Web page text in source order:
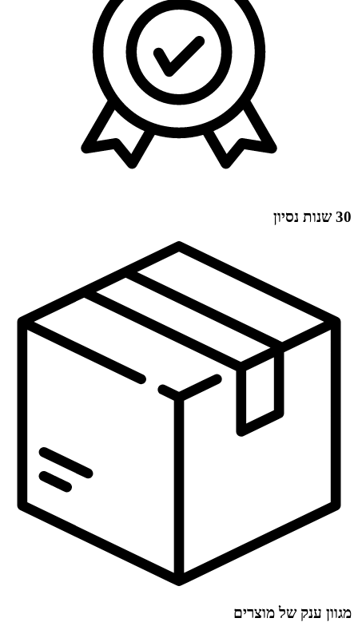
30 שנות נסיון
מגוון ענק של מוצרים